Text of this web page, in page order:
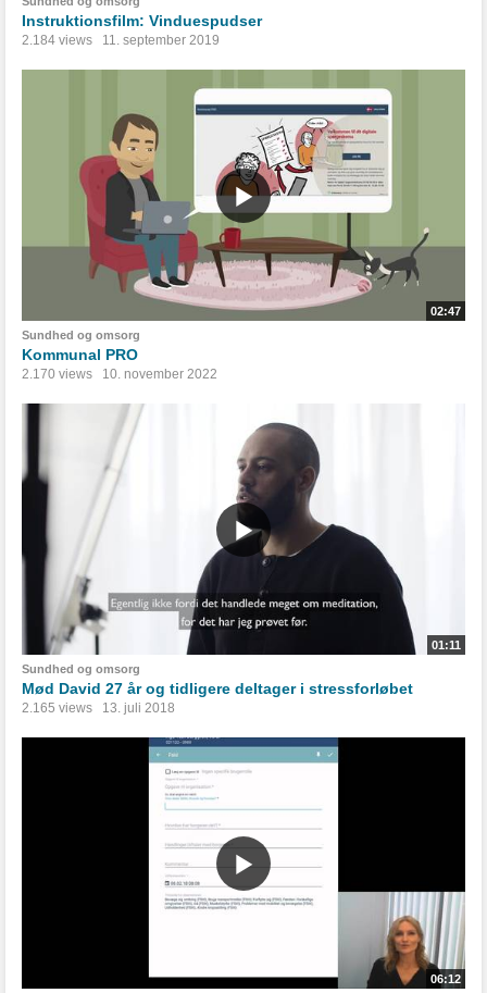
Instruktionsfilm: Vinduespudser
2.184 views 11. september 2019
02:47
Sundhed og omsorg
Kommunal PRO
2.170 views 10. november 2022
01:11
Sundhed og omsorg
Mød David 27 år og tidligere deltager i stressforløbet
2.165 views 13. juli 2018
06:12